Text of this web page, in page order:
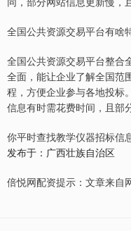
全国公共资源交易平台有啥
全国公共资源交易平台整合
全面，能让企业了解全国范
程，方便企业参与各地投标
信息有时需花费时间，且部
你平时查找教学仪器招标信
发布于：广西壮族自治区
倍悦网配资提示：文章来自